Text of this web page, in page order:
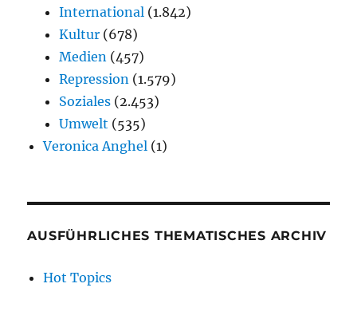
International (1.842)
Kultur (678)
Medien (457)
Repression (1.579)
Soziales (2.453)
Umwelt (535)
Veronica Anghel (1)
AUSFÜHRLICHES THEMATISCHES ARCHIV
Hot Topics